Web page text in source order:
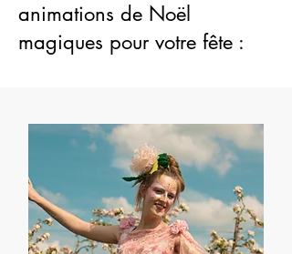
animations de Noël
magiques pour votre fête :